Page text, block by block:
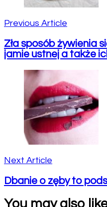
Previous Article
Zła sposób żywienia
jamie ustnej a także
Next Article
Dbanie o zęby to
You may also